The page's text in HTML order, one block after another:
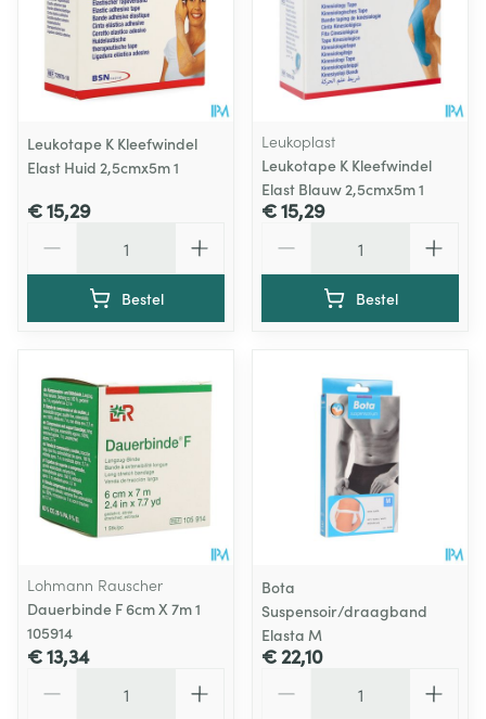
Leukotape K Kleefwindel
Elast Huid 2,5cmx5m 1
€ 15,29
Bestel
Leukoplast
Leukotape K Kleefwindel
Elast Blauw 2,5cmx5m 1
€ 15,29
Bestel
Lohmann Rauscher
Dauerbinde F 6cm X 7m 1
105914
€ 13,34
Bota
Suspensoir/draagband
Elasta M
€ 22,10